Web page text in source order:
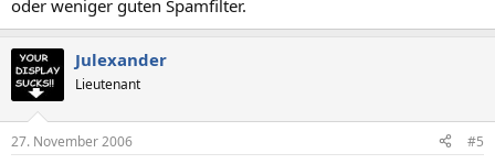
oder weniger guten Spamfilter.
Julexander
Lieutenant
27. November 2006 #5